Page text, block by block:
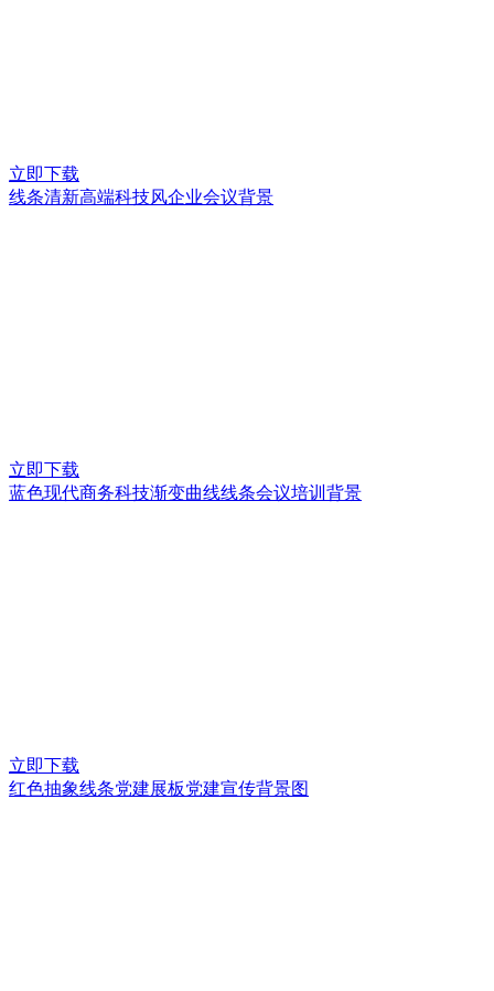
立即下载
线条清新高端科技风企业会议背景
立即下载
蓝色现代商务科技渐变曲线线条会议培训背景
立即下载
红色抽象线条党建展板党建宣传背景图